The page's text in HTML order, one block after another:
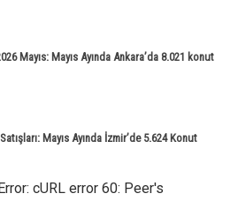
Mayıs: Mayıs Ayında Ankara’da 8.021 konut
Mayıs Ayında İzmir’de 5.624 Konut
cURL error 60: Peer's